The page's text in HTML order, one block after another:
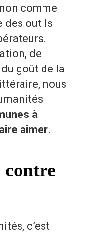
comme
des outils
de
goût de la
nous
à
aimer.
contre
c’est